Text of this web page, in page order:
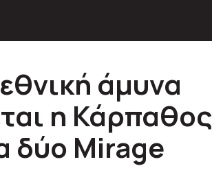
άμυνα
η Κάρπαθος
δύο Mirage